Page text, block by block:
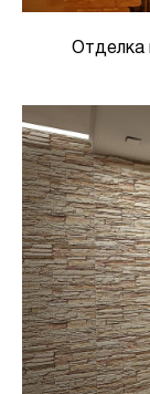
Отделка